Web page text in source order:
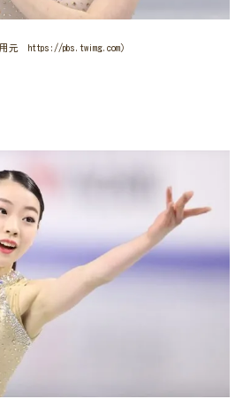
用元 https://pbs.twimg.com）